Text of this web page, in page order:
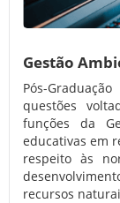
Gestão
Pós-
questões
funções da
educativas em
respeito às
recursos